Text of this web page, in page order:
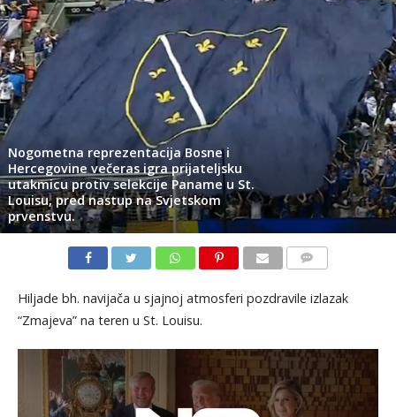
Nogometna reprezentacija Bosne i
Hercegovine večeras igra prijateljsku
utakmicu protiv selekcije Paname u St.
Louisu, pred nastup na Svjetskom
prvenstvu.
Hiljade bh. navijača u sjajnoj atmosferi pozdravile izlazak
“Zmajeva” na teren u St. Louisu.